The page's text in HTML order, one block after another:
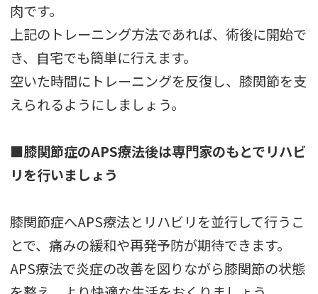
肉です。
上記のトレーニング方法であれば、術後に開始で
き、自宅でも簡単に行えます。
空いた時間にトレーニングを反復し、膝関節を支
えられるようにしましょう。
■膝関節症のAPS療法後は専門家のもとでリハビ
リを行いましょう
膝関節症へAPS療法とリハビリを並行して行うこ
とで、痛みの緩和や再発予防が期待できます。
APS療法で炎症の改善を図りながら膝関節の状態